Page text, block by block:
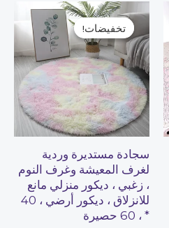
تخفيضات!
تخفيضات!
سجادة مستديرة وردية
لغرف المعيشة وغرف النوم
، زغبي ، ديكور منزلي مانع
للانزلاق ، ديكور أرضي ، 40
* ، 60 حصيرة
السعر
الأصلي
هو:
AED65.00.
السعر
الحالي
هو:
AED59.00.